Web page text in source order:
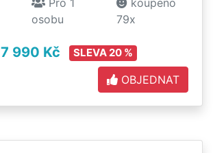
osobu
79x
7 990 Kč SLEVA 20 %
OBJEDNAT